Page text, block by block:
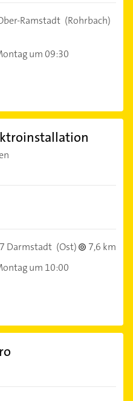
Ramstadt (Rohrbach)
um 09:30
Darmstadt (Ost)
7,6 km
um 10:00